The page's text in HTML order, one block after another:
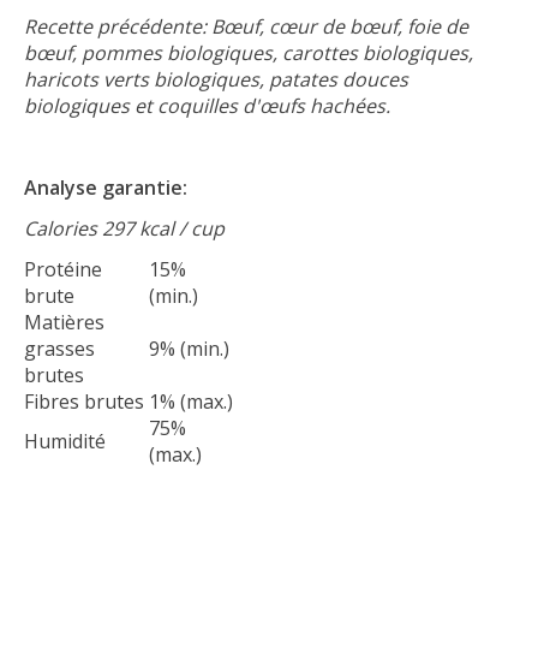
Recette précédente: Bœuf, cœur de bœuf, foie de
bœuf, pommes biologiques, carottes biologiques,
haricots verts biologiques, patates douces
biologiques et coquilles d'œufs hachées.
Analyse garantie:
Calories 297 kcal / cup
Protéine
brute
15%
(min.)
Matières
grasses
brutes
9% (min.)
Fibres brutes 1% (max.)
Humidité
75%
(max.)